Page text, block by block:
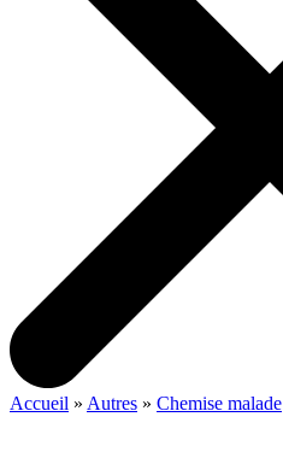
Accueil » Autres » Chemise malade